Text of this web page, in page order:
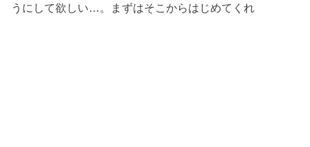
うにして欲しい…。まずはそこからはじめてくれ